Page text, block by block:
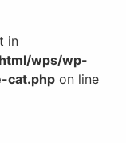
in
wps/wp-
cat.php on line